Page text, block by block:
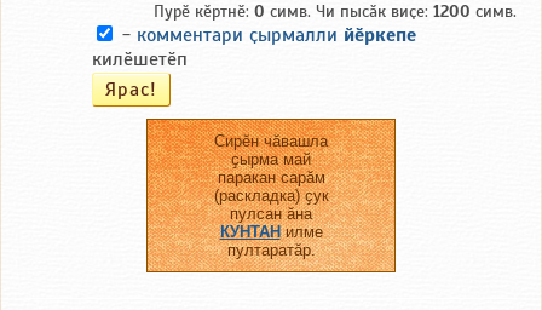
Пурӗ кӗртнӗ: 0 симв. Чи пысӑк виҫе: 1200 симв.
- комментари ҫырмалли йӗркепе
килӗшетӗп
Сирӗн чӑвашла
ҫырма май
паракан сарӑм
(раскладка) ҫук
пулсан ӑна
КУНТАНилме
пултаратӑр.